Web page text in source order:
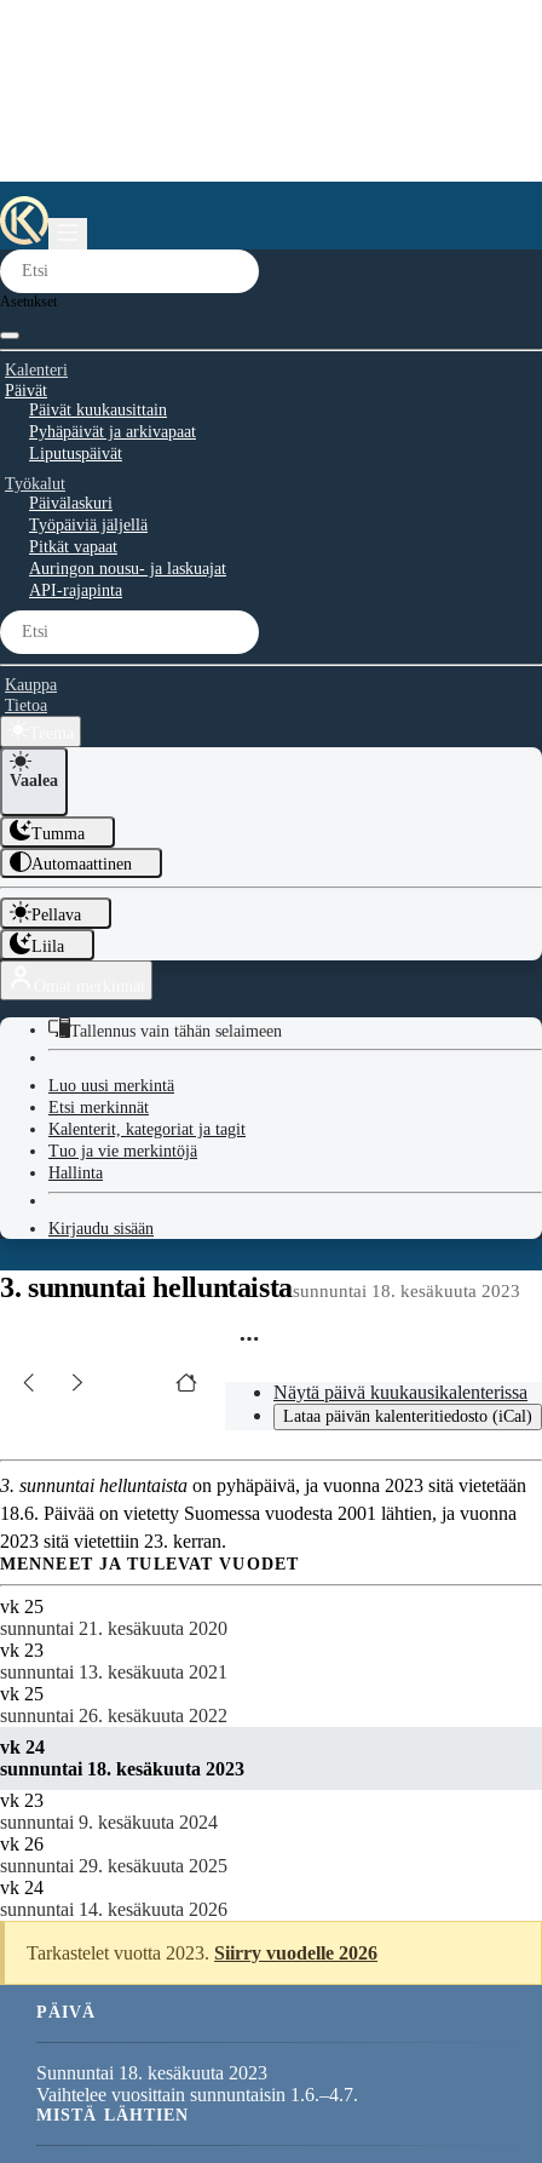
Asetukset
Kalenteri
Päivät
Päivät kuukausittain
Pyhäpäivät ja arkivapaat
Liputuspäivät
Työkalut
Päivälaskuri
Työpäiviä jäljellä
Pitkät vapaat
Auringon nousu- ja laskuajat
API-rajapinta
Kauppa
Tietoa
Vaalea
Tumma
Automaattinen
Pellava
Liila
Tallennus vain tähän selaimeen
Luo uusi merkintä
Etsi merkinnät
Kalenterit, kategoriat ja tagit
Tuo ja vie merkintöjä
Hallinta
Kirjaudu sisään
3. sunnuntai helluntaistasunnuntai 18. kesäkuuta 2023
Näytä päivä kuukausikalenterissa
Lataa päivän kalenteritiedosto (iCal)
3. sunnuntai helluntaista on pyhäpäivä, ja vuonna 2023 sitä vietetään
18.6. Päivää on vietetty Suomessa vuodesta 2001 lähtien, ja vuonna
2023 sitä vietettiin 23. kerran.
MENNEET JA TULEVAT VUODET
vk 25
sunnuntai 21. kesäkuuta 2020
vk 23
sunnuntai 13. kesäkuuta 2021
vk 25
sunnuntai 26. kesäkuuta 2022
vk 24
sunnuntai 18. kesäkuuta 2023
vk 23
sunnuntai 9. kesäkuuta 2024
vk 26
sunnuntai 29. kesäkuuta 2025
vk 24
sunnuntai 14. kesäkuuta 2026
Tarkastelet vuotta 2023.Siirry vuodelle 2026
PÄIVÄ
Sunnuntai 18. kesäkuuta 2023
Vaihtelee vuosittain sunnuntaisin 1.6.–4.7.
MISTÄ LÄHTIEN